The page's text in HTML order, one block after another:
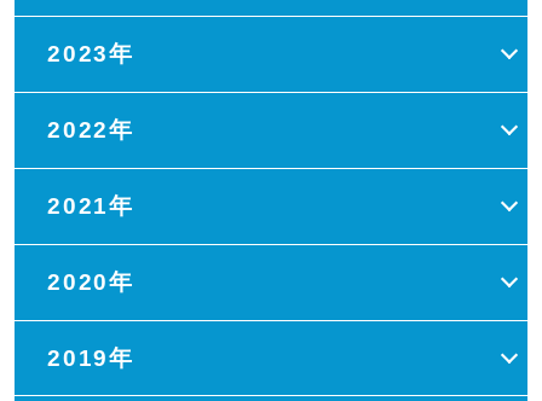
2023年
2022年
2021年
2020年
2019年